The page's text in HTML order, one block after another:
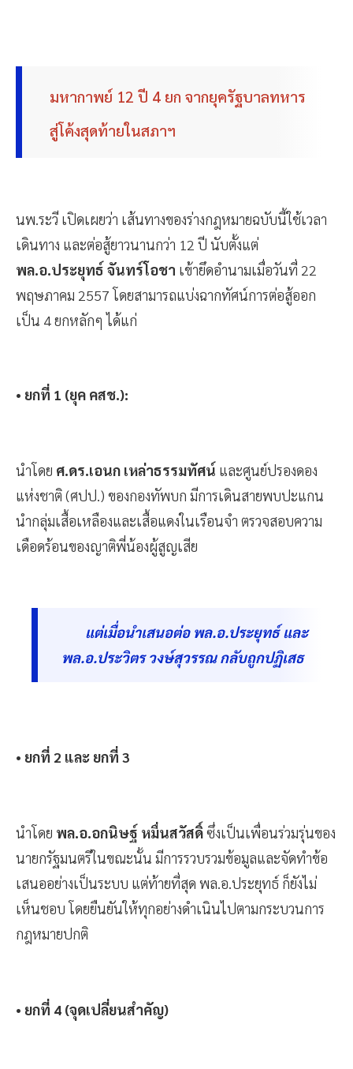
มหากาพย์ 12 ปี 4 ยก จากยุครัฐบาลทหาร
สู่โค้งสุดท้ายในสภาฯ
นพ.ระวี เปิดเผยว่า เส้นทางของร่างกฎหมายฉบับนี้ใช้เวลา
เดินทาง และต่อสู้ยาวนานกว่า 12 ปี นับตั้งแต่
พล.อ.ประยุทธ์ จันทร์โอชา เข้ายึดอำนามเมื่อวันที่ 22
พฤษภาคม 2557 โดยสามารถแบ่งฉากทัศน์การต่อสู้ออก
เป็น 4 ยกหลักๆ ได้แก่
• ยกที่ 1 (ยุค คสช.):
นำโดย ศ.ดร.เอนก เหล่าธรรมทัศน์ และศูนย์ปรองดอง
แห่งชาติ (ศปป.) ของกองทัพบก มีการเดินสายพบปะแกน
นำกลุ่มเสื้อเหลืองและเสื้อแดงในเรือนจำ ตรวจสอบความ
เดือดร้อนของญาติพี่น้องผู้สูญเสีย
แต่เมื่อนำเสนอต่อ พล.อ.ประยุทธ์ และ
พล.อ.ประวิตร วงษ์สุวรรณ กลับถูกปฏิเสธ
• ยกที่ 2 และ ยกที่ 3
นำโดย พล.อ.อกนิษฐ์ หมื่นสวัสดิ์ซึ่งเป็นเพื่อนร่วมรุ่นของ
นายกรัฐมนตรีในขณะนั้น มีการรวบรวมข้อมูลและจัดทำข้อ
เสนออย่างเป็นระบบ แต่ท้ายที่สุด พล.อ.ประยุทธ์ ก็ยังไม่
เห็นชอบ โดยยืนยันให้ทุกอย่างดำเนินไปตามกระบวนการ
กฎหมายปกติ
• ยกที่ 4 (จุดเปลี่ยนสำคัญ)